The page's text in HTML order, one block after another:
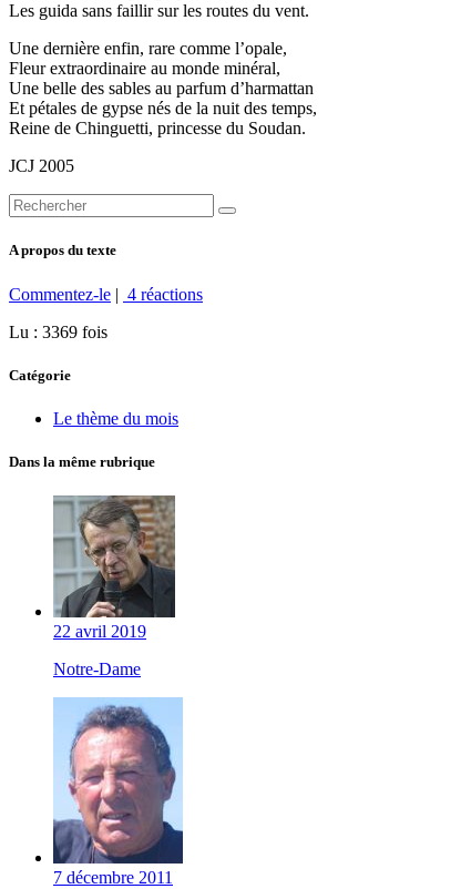
Les guida sans faillir sur les routes du vent.
Une dernière enfin, rare comme l’opale,
Fleur extraordinaire au monde minéral,
Une belle des sables au parfum d’harmattan
Et pétales de gypse nés de la nuit des temps,
Reine de Chinguetti, princesse du Soudan.
JCJ 2005
A propos du texte
Commentez-le | 4 réactions
Lu : 3369 fois
Catégorie
Le thème du mois
Dans la même rubrique
22 avril 2019
Notre-Dame
7 décembre 2011